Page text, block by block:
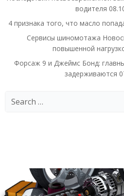
водителя
4 признака того, что масло
Сервисы шиномотажа
повышенной
Форсаж 9 и Джеймс Бонд:
задерживаются
Search